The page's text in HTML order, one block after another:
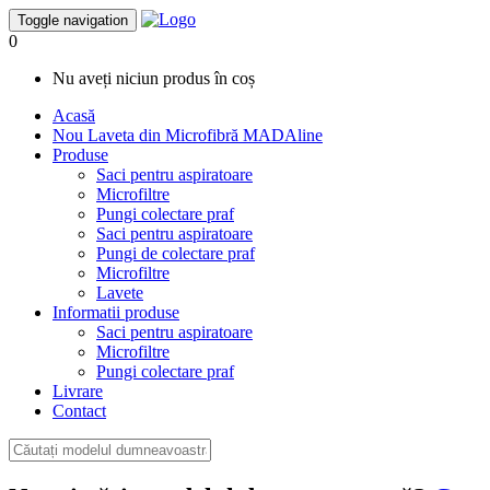
Toggle navigation
0
Nu aveți niciun produs în coș
Acasă
Nou Laveta din Microfibră MADAline
Produse
Saci pentru aspiratoare
Microfiltre
Pungi colectare praf
Saci pentru aspiratoare
Pungi de colectare praf
Microfiltre
Lavete
Informatii produse
Saci pentru aspiratoare
Microfiltre
Pungi colectare praf
Livrare
Contact